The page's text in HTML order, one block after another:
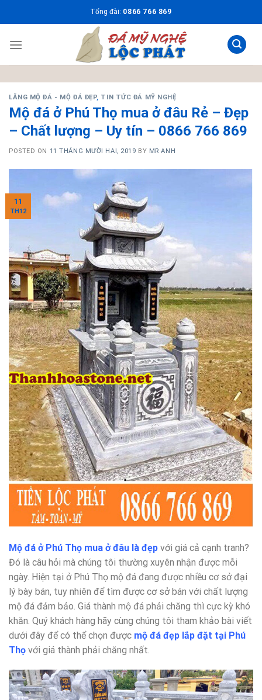
to
Tổng đài: 0866 766 869
LĂNG MỘ ĐÁ - MỘ ĐÁ ĐẸP, TIN TỨC ĐÁ MỸ NGHỆ
Mộ đá ở Phú Thọ mua ở đâu Rẻ – Đẹp
– Chất lượng – Uy tín – 0866 766 869
POSTED ON 11 THÁNG MƯỜI HAI, 2019 BY MR ANH
11
TH12
Mộ đá ở Phú Thọ mua ở đâu là đẹp với giá cả cạnh tranh?
Đó là câu hỏi mà chúng tôi thường xuyên nhận được mỗi
ngày. Hiện tại ở Phú Thọ mộ đá đang được nhiều cơ sở đại
lý bày bán, tuy nhiên để tìm được cơ sở bán với chất lượng
mộ đá đảm bảo. Giá thành mộ đá phải chăng thì cực kỳ khó
khăn. Quý khách hàng hãy cùng chúng tôi tham khảo bài viết
dưới đây để có thể chọn được mộ đá đẹp lắp đặt tại Phú
Thọ với giá thành phải chăng nhất.